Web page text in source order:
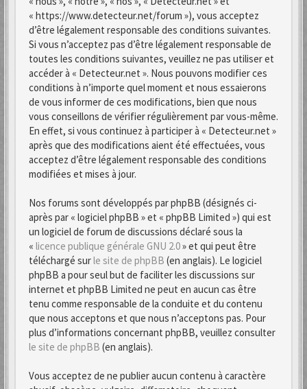
« https://www.detecteur.net/forum »), vous acceptez
d’être légalement responsable des conditions suivantes.
Si vous n’acceptez pas d’être légalement responsable de
toutes les conditions suivantes, veuillez ne pas utiliser et
accéder à « Detecteur.net ». Nous pouvons modifier ces
conditions à n’importe quel moment et nous essaierons
de vous informer de ces modifications, bien que nous
vous conseillons de vérifier régulièrement par vous-même.
En effet, si vous continuez à participer à « Detecteur.net »
après que des modifications aient été effectuées, vous
acceptez d’être légalement responsable des conditions
modifiées et mises à jour.
Nos forums sont développés par phpBB (désignés ci-
après par « logiciel phpBB » et « phpBB Limited ») qui est
un logiciel de forum de discussions déclaré sous la
« licence publique générale GNU 2.0» et qui peut être
téléchargé surle site de phpBB (en anglais). Le logiciel
phpBB a pour seul but de faciliter les discussions sur
internet et phpBB Limited ne peut en aucun cas être
tenu comme responsable de la conduite et du contenu
que nous acceptons et que nous n’acceptons pas. Pour
plus d’informations concernant phpBB, veuillez consulter
le site de phpBB (en anglais).
Vous acceptez de ne publier aucun contenu à caractère